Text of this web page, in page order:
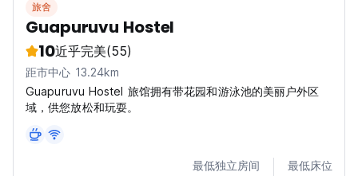
旅舍
Guapuruvu Hostel
10近乎完美(55)
距市中心 13.24km
Guapuruvu Hostel 旅馆拥有带花园和游泳池的美丽户外区
域，供您放松和玩耍。
最低独立房间 最低床位